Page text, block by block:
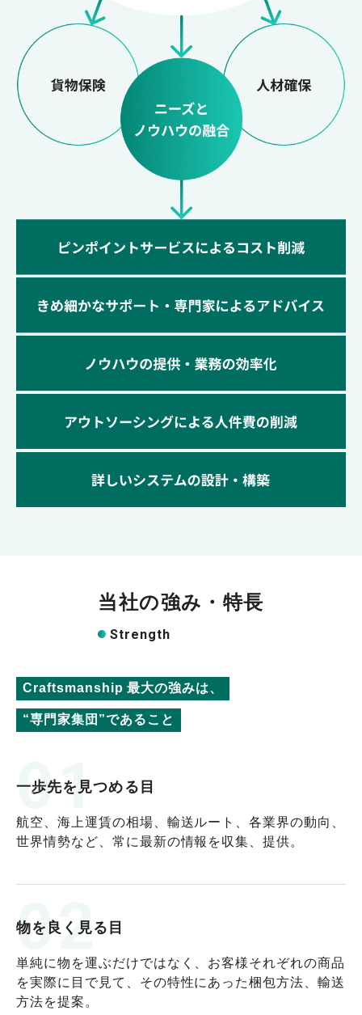
当社の強み・特長
Strength
Craftsmanship 最大の強みは、
“専門家集団”であること
01
一歩先を見つめる目
航空、海上運賃の相場、輸送ルート、各業界の動向、
世界情勢など、常に最新の情報を収集、提供。
02
物を良く見る目
単純に物を運ぶだけではなく、お客様それぞれの商品
を実際に目で見て、その特性にあった梱包方法、輸送
方法を提案。